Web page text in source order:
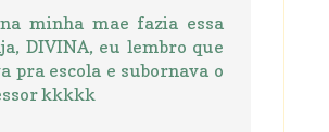
minha mae fazia essa
DIVINA, eu lembro que
pra escola e subornava o
kkkkk